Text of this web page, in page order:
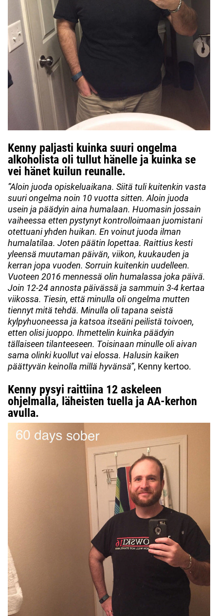
Kenny paljasti kuinka suuri ongelma
alkoholista oli tullut hänelle ja kuinka se
vei hänet kuilun reunalle.
”Aloin juoda opiskeluaikana. Siitä tuli kuitenkin vasta
suuri ongelma noin 10 vuotta sitten. Aloin juoda
usein ja päädyin aina humalaan. Huomasin jossain
vaiheessa etten pystynyt kontrolloimaan juomistani
otettuani yhden huikan. En voinut juoda ilman
humalatilaa. Joten päätin lopettaa. Raittius kesti
yleensä muutaman päivän, viikon, kuukauden ja
kerran jopa vuoden. Sorruin kuitenkin uudelleen.
Vuoteen 2016 mennessä olin humalassa joka päivä.
Join 12-24 annosta päivässä ja sammuin 3-4 kertaa
viikossa. Tiesin, että minulla oli ongelma mutten
tiennyt mitä tehdä. Minulla oli tapana seistä
kylpyhuoneessa ja katsoa itseäni peilistä toivoen,
etten olisi juoppo. Ihmettelin kuinka päädyin
tällaiseen tilanteeseen. Toisinaan minulle oli aivan
sama olinki kuollut vai elossa. Halusin kaiken
päättyvän keinolla millä hyvänsä”, Kenny kertoo.
Kenny pysyi raittiina 12 askeleen
ohjelmalla, läheisten tuella ja AA-kerhon
avulla.